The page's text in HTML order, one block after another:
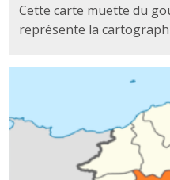
Cette carte muette du
représente la